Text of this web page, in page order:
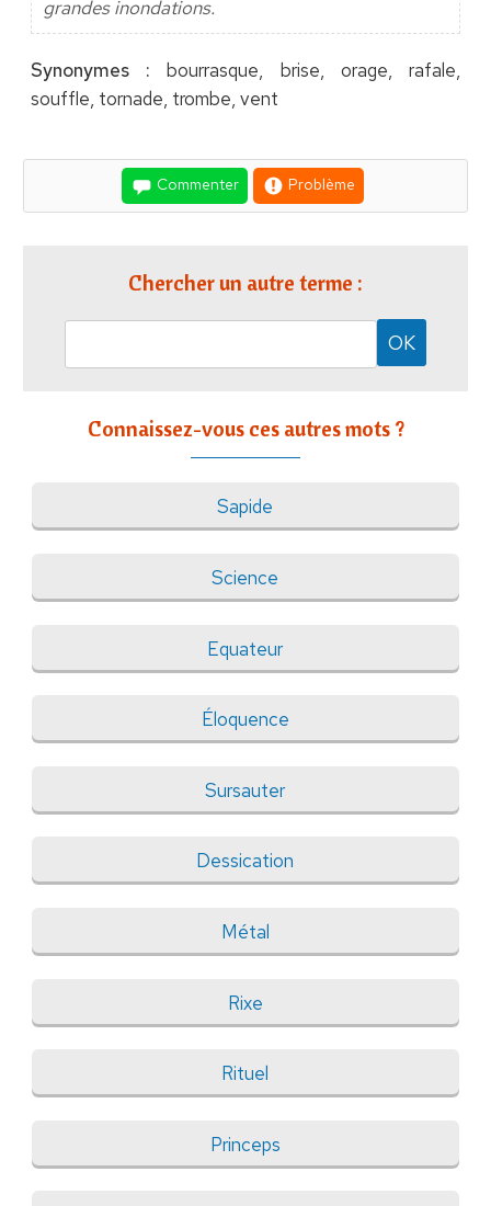
grandes inondations.
Synonymes : bourrasque, brise, orage, rafale,
souffle, tornade, trombe, vent
Commenter Problème
Chercher un autre terme :
Connaissez-vous ces autres mots ?
Sapide
Science
Equateur
Éloquence
Sursauter
Dessication
Métal
Rixe
Rituel
Princeps